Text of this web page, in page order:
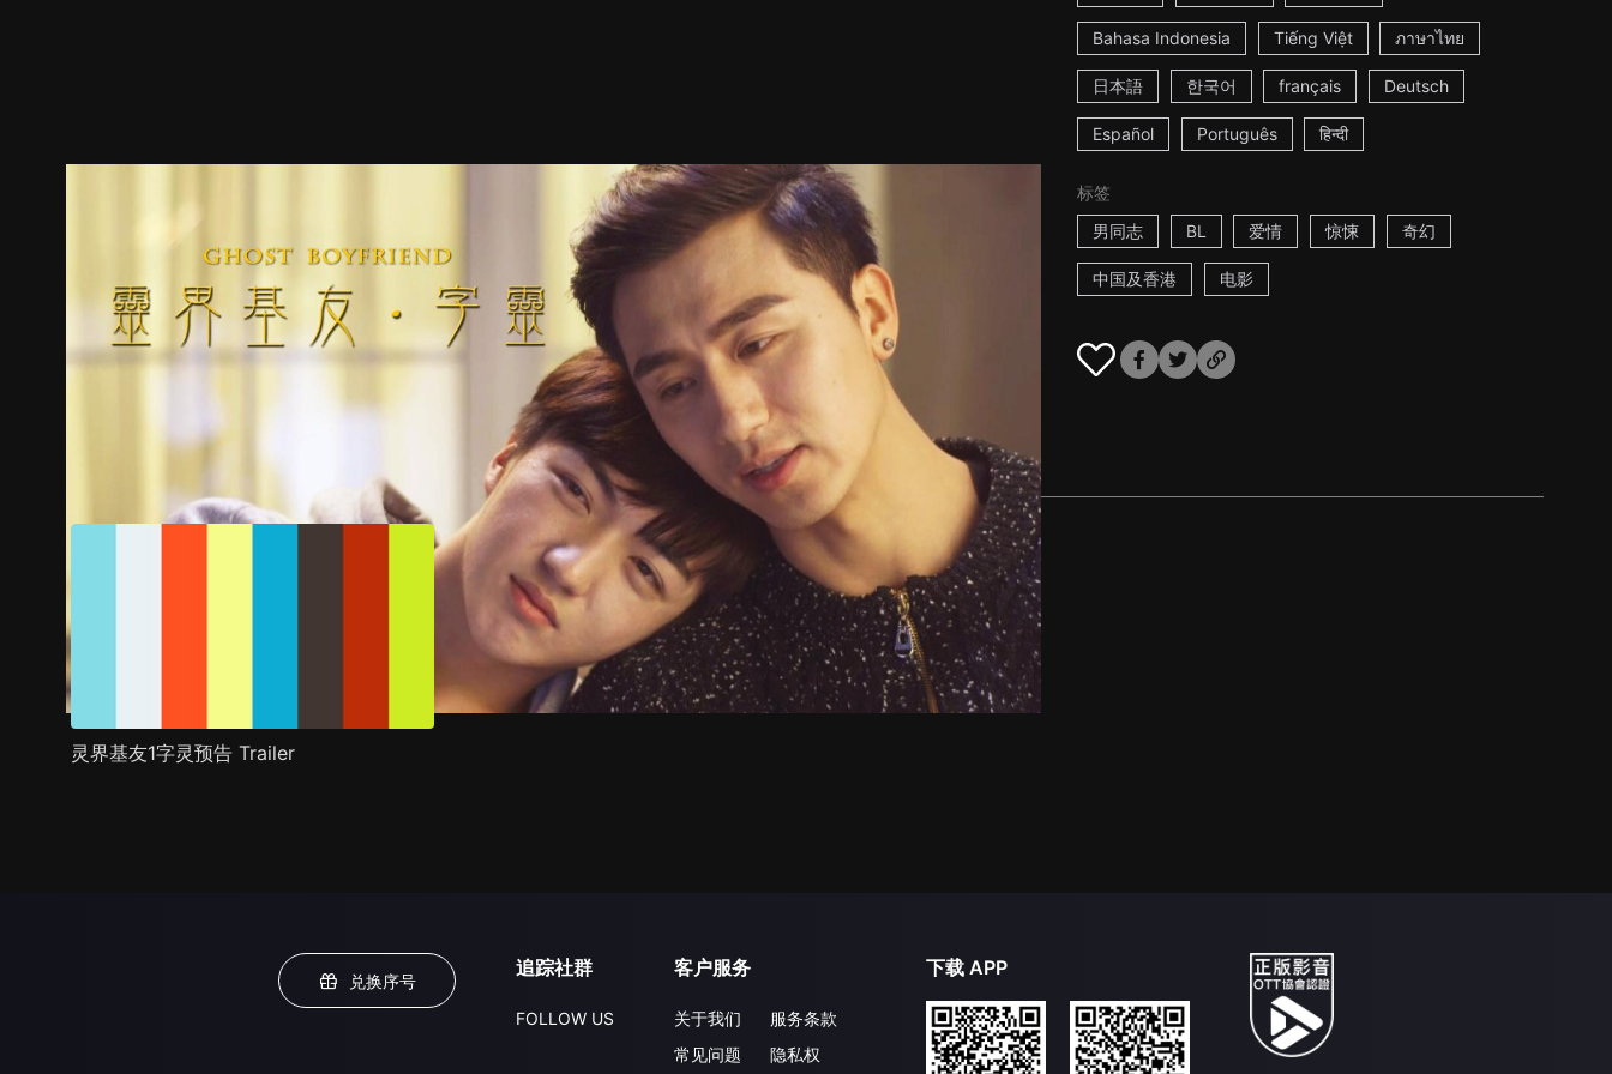
Bahasa Indonesia Tiếng Việt ภาษาไทย
日本語 한국어 français Deutsch
Español Português हिन्दी
标签
男同志
BL 爱情 惊悚 奇幻
中国及香港 电影
推荐影片
灵界基友1字灵预告 Trailer
兑换序号
追踪社群
FOLLOW US
客户服务
关于我们
常见问题
服务条款
隐私权
下载 APP